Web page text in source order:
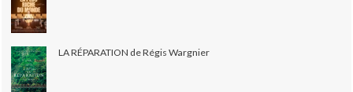
LA RÉPARATION de Régis Wargnier